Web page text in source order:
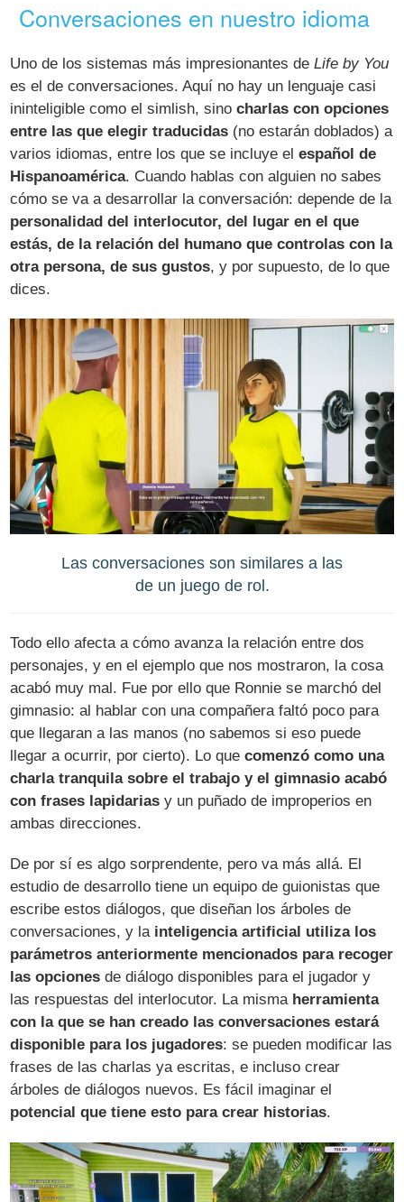
Conversaciones en nuestro idioma
Uno de los sistemas más impresionantes deLife by You
es el de conversaciones. Aquí no hay un lenguaje casi
ininteligible como el simlish, sinocharlas con opciones
entre las que elegir traducidas (no estarán doblados) a
varios idiomas, entre los que se incluye elespañol de
Hispanoamérica. Cuando hablas con alguien no sabes
cómo se va a desarrollar la conversación: depende de la
personalidad del interlocutor, del lugar en el que
estás, de la relación del humano que controlas con la
otra persona, de sus gustos, y por supuesto, de lo que
dices.
Las conversaciones son similares a las
de un juego de rol.
Todo ello afecta a cómo avanza la relación entre dos
personajes, y en el ejemplo que nos mostraron, la cosa
acabó muy mal. Fue por ello que Ronnie se marchó del
gimnasio: al hablar con una compañera faltó poco para
que llegaran a las manos (no sabemos si eso puede
llegar a ocurrir, por cierto). Lo quecomenzó como una
charla tranquila sobre el trabajo y el gimnasio acabó
con frases lapidarias y un puñado de improperios en
ambas direcciones.
De por sí es algo sorprendente, pero va más allá. El
estudio de desarrollo tiene un equipo de guionistas que
escribe estos diálogos, que diseñan los árboles de
conversaciones, y la inteligencia artificial utiliza los
parámetros anteriormente mencionados para recoger
las opciones de diálogo disponibles para el jugador y
las respuestas del interlocutor. La misma herramienta
con la que se han creado las conversaciones estará
disponible para los jugadores: se pueden modificar las
frases de las charlas ya escritas, e incluso crear
árboles de diálogos nuevos. Es fácil imaginar el
potencial que tiene esto para crear historias.